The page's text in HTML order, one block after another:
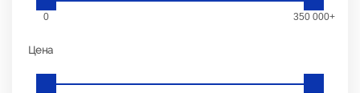
0 350 000+
Цена